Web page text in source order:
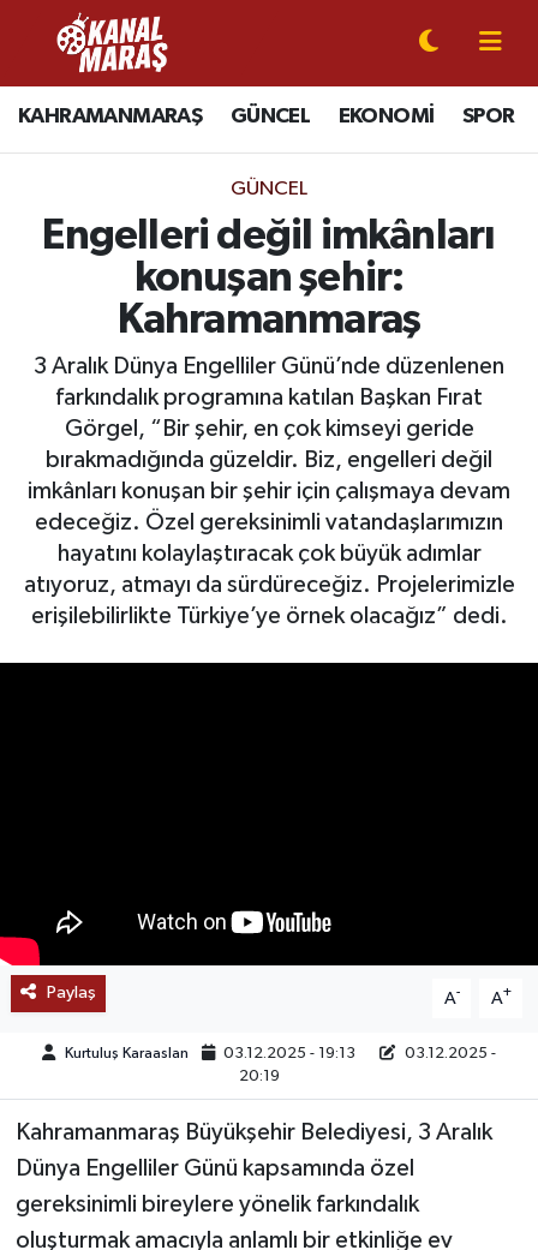
KAHRAMANMARAŞ GÜNCEL EKONOMİ SPOR
GÜNCEL
Engelleri değil imkânları
konuşan şehir:
Kahramanmaraş
3 Aralık Dünya Engelliler Günü’nde düzenlenen
farkındalık programına katılan Başkan Fırat
Görgel, “Bir şehir, en çok kimseyi geride
bırakmadığında güzeldir. Biz, engelleri değil
imkânları konuşan bir şehir için çalışmaya devam
edeceğiz. Özel gereksinimli vatandaşlarımızın
hayatını kolaylaştıracak çok büyük adımlar
atıyoruz, atmayı da sürdüreceğiz. Projelerimizle
erişilebilirlikte Türkiye’ye örnek olacağız” dedi.
Paylaş A- A+
Kurtuluş Karaaslan 03.12.2025 - 19:13
03.12.2025 -
20:19
Kahramanmaraş Büyükşehir Belediyesi, 3 Aralık
Dünya Engelliler Günü kapsamında özel
gereksinimli bireylere yönelik farkındalık
oluşturmak amacıyla anlamlı bir etkinliğe ev
CANLI YAYIN
KAHRAMANMARAŞ
SİYASET
EKONOMİ
GÜNDEM
MAGAZİN
SAĞLIK
MEDYA
TEKNOLOJİ
YAŞAM
Kahramanmaraş Nöbetçi Eczaneler
Kahramanmaraş Hava Durumu
Kahramanmaraş Namaz Vakitleri
Kahramanmaraş Trafik Yoğunluk Haritası
Süper Lig Puan Durumu ve Fikstür
Tüm Manşetler
Son Dakika Haberleri
Haber Arşivi